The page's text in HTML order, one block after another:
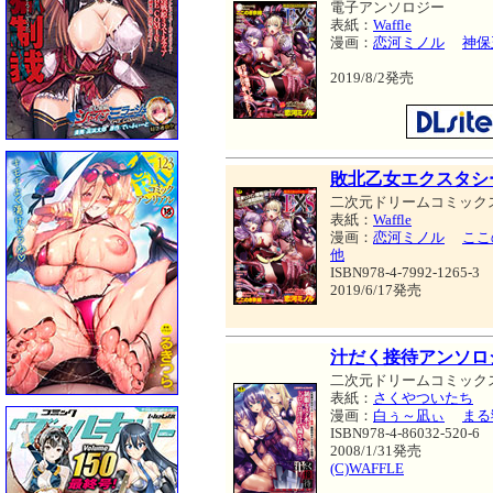
電子アンソロジー
表紙： Waffle
漫画： 恋河ミノル 神
2019/8/2発売
敗北乙女エクスタシ
二次元ドリームコミック
表紙： Waffle
漫画： 恋河ミノル
こ
他
ISBN978-4-7992-1265-3
2019/6/17発売
汁だく接待アンソ
二次元ドリームコミック
表紙： さくやついたち
漫画： 白ぅ～凪ぃ
ま
ISBN978-4-86032-520-6
2008/1/31発売
(C)WAFFLE